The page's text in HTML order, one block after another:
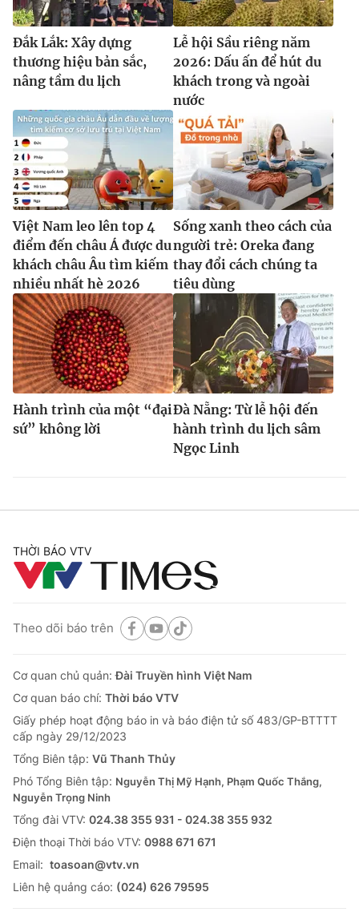
Đắk Lắk: Xây dựng
thương hiệu bản sắc,
nâng tầm du lịch
Lễ hội Sầu riêng năm
2026: Dấu ấn để hút du
khách trong và ngoài
nước
Việt Nam leo lên top 4
điểm đến châu Á được du
khách châu Âu tìm kiếm
nhiều nhất hè 2026
Sống xanh theo cách của
người trẻ: Oreka đang
thay đổi cách chúng ta
tiêu dùng
Hành trình của một “đại
sứ” không lời
Đà Nẵng: Từ lễ hội đến
hành trình du lịch sâm
Ngọc Linh
THỜI BÁO VTV
Theo dõi báo trên
Cơ quan chủ quản:Đài Truyền hình Việt Nam
Cơ quan báo chí: Thời báo VTV
Giấy phép hoạt động báo in và báo điện tử số 483/GP-BTTTT
cấp ngày 29/12/2023
Tổng Biên tập: Vũ Thanh Thủy
Phó Tổng Biên tập: Nguyễn Thị Mỹ Hạnh, Phạm Quốc Thắng,
Nguyễn Trọng Ninh
Tổng đài VTV: 024.38 355 931 - 024.38 355 932
Ðiện thoại Thời báo VTV: 0988 671 671
Email: toasoan@vtv.vn
Liên hệ quảng cáo: (024) 626 79595